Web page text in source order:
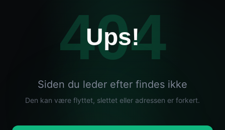
404
Ups!
Siden du leder efter findes ikke
Den kan være flyttet, slettet eller adressen er forkert.